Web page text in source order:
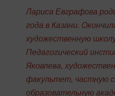
Лариса Евграфова
года в Казани.
художественную
Педагогический
Яковлева,
факультет, частную
образовательную